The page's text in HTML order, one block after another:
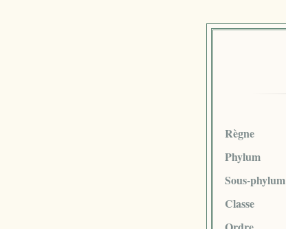
Règne
Phylum
Sous-phylum
Classe